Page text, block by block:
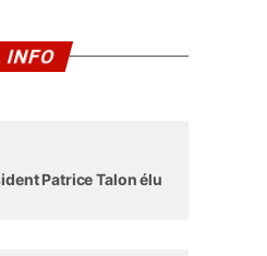
INFO
Patrice Talon élu